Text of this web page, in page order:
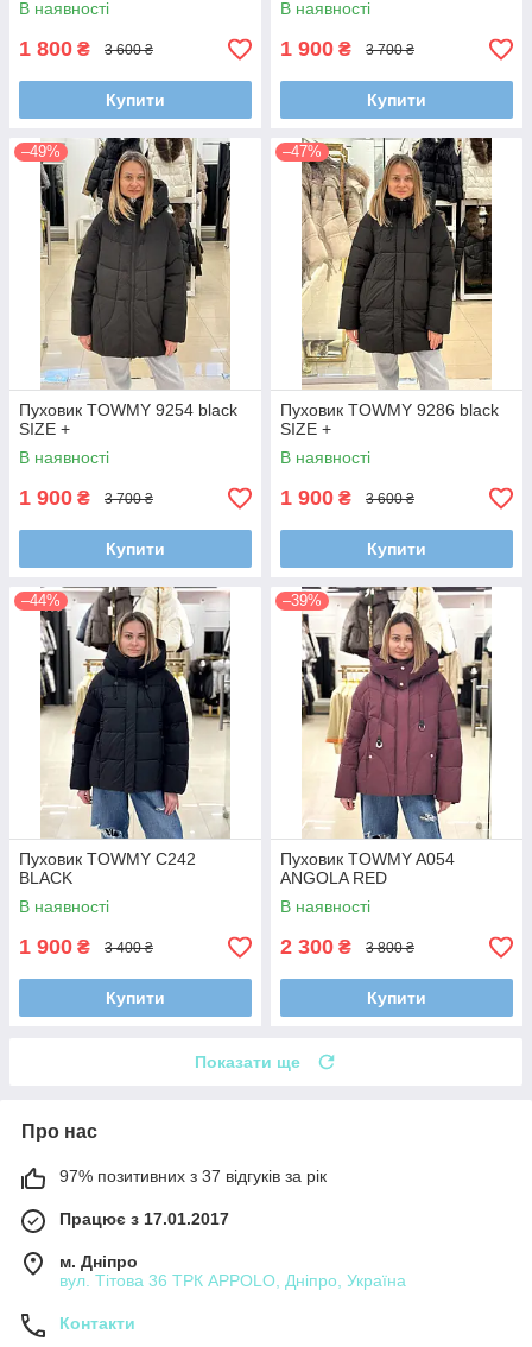
В наявності
1 800 ₴ 3 600 ₴
Купити
В наявності
1 900 ₴ 3 700 ₴
Купити
–49%
Пуховик TOWMY 9254 black
SIZE +
В наявності
1 900 ₴ 3 700 ₴
Купити
–47%
Пуховик TOWMY 9286 black
SIZE +
В наявності
1 900 ₴ 3 600 ₴
Купити
–44%
Пуховик TOWMY C242
BLACK
В наявності
1 900 ₴ 3 400 ₴
Купити
–39%
Пуховик TOWMY A054
ANGOLA RED
В наявності
2 300 ₴ 3 800 ₴
Купити
Показати ще
Про нас
97% позитивних з 37 відгуків за рік
Працює з 17.01.2017
м. Дніпро
вул. Тітова 36 ТРК APPOLO, Дніпро, Україна
Контакти